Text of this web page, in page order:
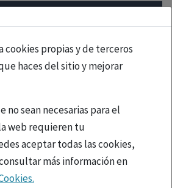
cookies propias y de terceros
haces del sitio y mejorar
no sean necesarias para el
web requieren tu
aceptar todas las cookies,
más información en